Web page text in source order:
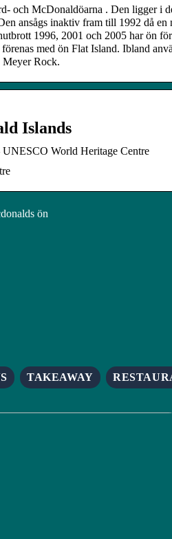
och McDonaldöarna . Den ligger i
ansågs inaktiv fram till 1992 då
1996, 2001 och 2005 har ön
med ön Flat Island. Ibland
Meyer Rock.
Islands
World Heritage Centre
ön
TAKEAWAY